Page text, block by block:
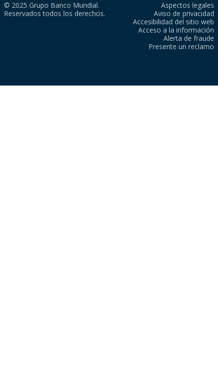
© 2025 Grupo Banco Mundial.
Reservados todos los derechos.
Aspectos legales
Aviso de privacidad
Accesibilidad del sitio web
Acceso a la información
Alerta de fraude
Presente un reclamo